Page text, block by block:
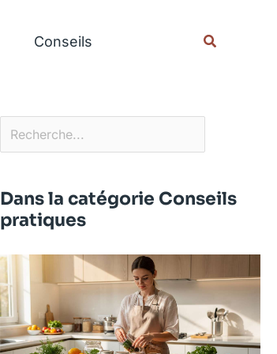
Conseils
Dans la catégorie Conseils
pratiques